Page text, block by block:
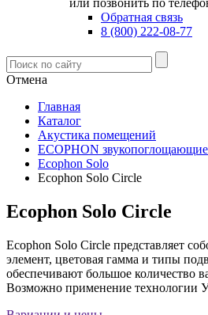
или позвонить по
Обратная связь
8 (800) 222-08-77
Отмена
Главная
Каталог
Акустика помещений
ECOPHON
Ecophon Solo
Ecophon Solo Circle
Ecophon Solo Circle
Ecophon Solo Circle представляет
элемент, цветовая гамма и типы
обеспечивают большое количество
Возможно применение технологии